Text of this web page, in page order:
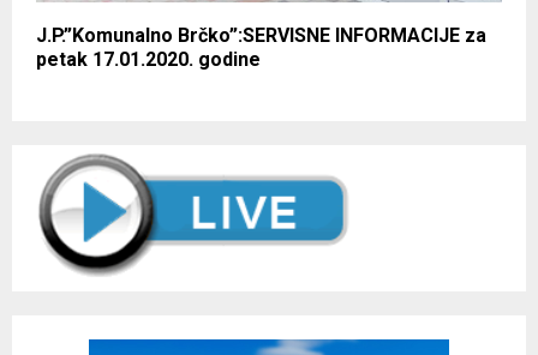
J.P.”Komunalno Brčko”:SERVISNE INFORMACIJE za
petak 17.01.2020. godine